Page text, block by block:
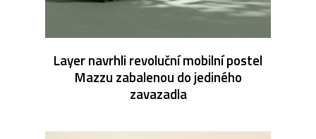
Layer navrhli revoluční mobilní postel
Mazzu zabalenou do jediného
zavazadla